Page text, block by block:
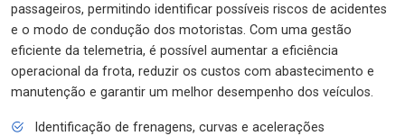
passageiros, permitindo identificar possíveis riscos de acidentes
e o modo de condução dos motoristas. Com uma gestão
eficiente da telemetria, é possível aumentar a eficiência
operacional da frota, reduzir os custos com abastecimento e
manutenção e garantir um melhor desempenho dos veículos.
Identificação de frenagens, curvas e acelerações